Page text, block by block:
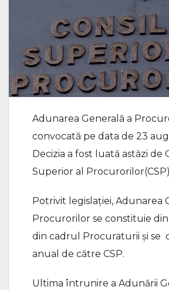
Adunarea Generală a
convocată pe data de 23
Decizia a fost luată astăzi de
Superior al
Potrivit legislației, Adunarea
Procurorilor se constituie
din cadrul Procuraturii și se
anual de către CSP.
Ultima întrunire a Adunării